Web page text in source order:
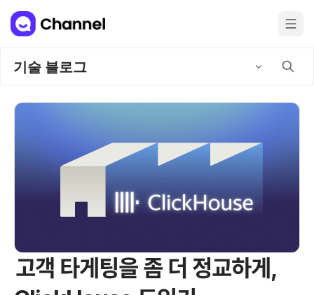
기술 블로그
고객 타게팅을 좀 더 정교하게,